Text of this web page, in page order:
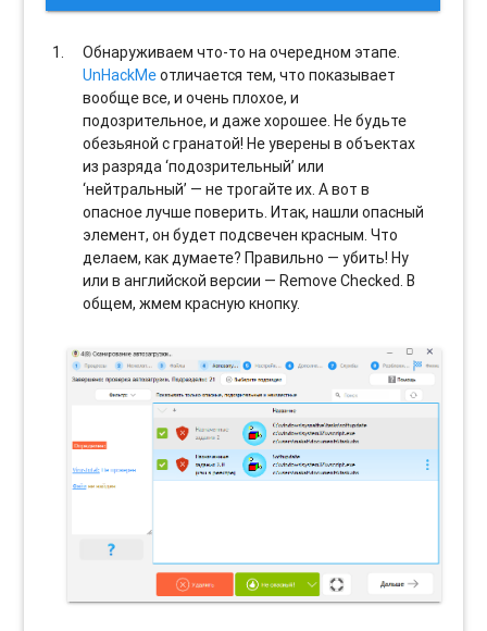
Обнаруживаем что-то на очередном этапе.
UnHackMeотличается тем, что показывает
вообще все, и очень плохое, и
подозрительное, и даже хорошее. Не будьте
обезьяной с гранатой! Не уверены в объектах
из разряда ‘подозрительный’ или
‘нейтральный’ — не трогайте их. А вот в
опасное лучше поверить. Итак, нашли опасный
элемент, он будет подсвечен красным. Что
делаем, как думаете? Правильно — убить! Ну
или в английской версии — Remove Checked. В
общем, жмем красную кнопку.